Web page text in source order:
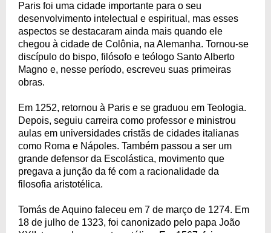
Paris foi uma cidade importante para o seu
desenvolvimento intelectual e espiritual, mas esses
aspectos se destacaram ainda mais quando ele
chegou à cidade de Colônia, na Alemanha. Tornou-se
discípulo do bispo, filósofo e teólogo Santo Alberto
Magno e, nesse período, escreveu suas primeiras
obras.
Em 1252, retornou à Paris e se graduou em Teologia.
Depois, seguiu carreira como professor e ministrou
aulas em universidades cristãs de cidades italianas
como Roma e Nápoles. Também passou a ser um
grande defensor da Escolástica, movimento que
pregava a junção da fé com a racionalidade da
filosofia aristotélica.
Tomás de Aquino faleceu em 7 de março de 1274. Em
18 de julho de 1323, foi canonizado pelo papa João